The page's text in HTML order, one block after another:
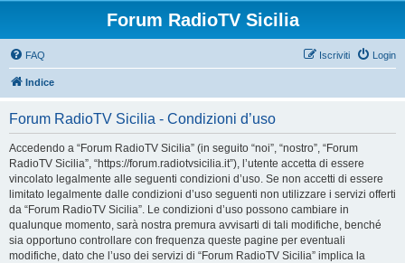
Forum RadioTV Sicilia
FAQ Login
Iscriviti
Indice
Forum RadioTV Sicilia - Condizioni d’uso
Accedendo a “Forum RadioTV Sicilia” (in seguito “noi”, “nostro”, “Forum
RadioTV Sicilia”, “https://forum.radiotvsicilia.it”), l’utente accetta di essere
vincolato legalmente alle seguenti condizioni d’uso. Se non accetti di essere
limitato legalmente dalle condizioni d’uso seguenti non utilizzare i servizi offerti
da “Forum RadioTV Sicilia”. Le condizioni d’uso possono cambiare in
qualunque momento, sarà nostra premura avvisarti di tali modifiche, benché
sia opportuno controllare con frequenza queste pagine per eventuali
modifiche, dato che l’uso dei servizi di “Forum RadioTV Sicilia” implica la